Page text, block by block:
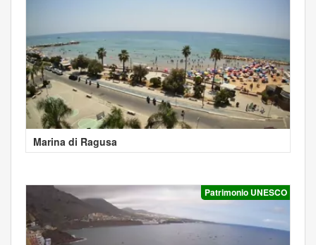
Marina di Ragusa
Patrimonio UNESCO